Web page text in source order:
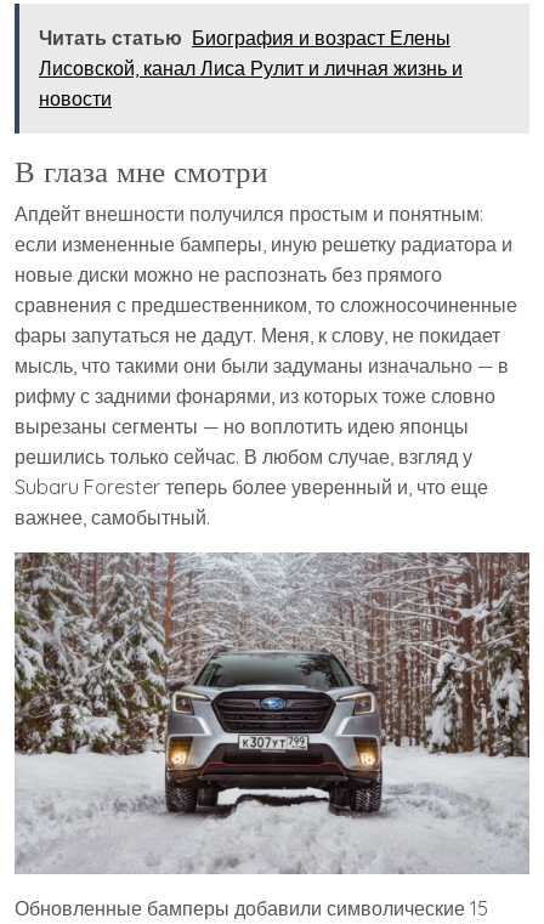
Читать статью Биография и возраст Елены
Лисовской, канал Лиса Рулит и личная жизнь и
новости
В глаза мне смотри
Апдейт внешности получился простым и понятным:
если измененные бамперы, иную решетку радиатора и
новые диски можно не распознать без прямого
сравнения с предшественником, то сложносочиненные
фары запутаться не дадут. Меня, к слову, не покидает
мысль, что такими они были задуманы изначально — в
рифму с задними фонарями, из которых тоже словно
вырезаны сегменты — но воплотить идею японцы
решились только сейчас. В любом случае, взгляд у
Subaru Forester теперь более уверенный и, что еще
важнее, самобытный.
Обновленные бамперы добавили символические 15